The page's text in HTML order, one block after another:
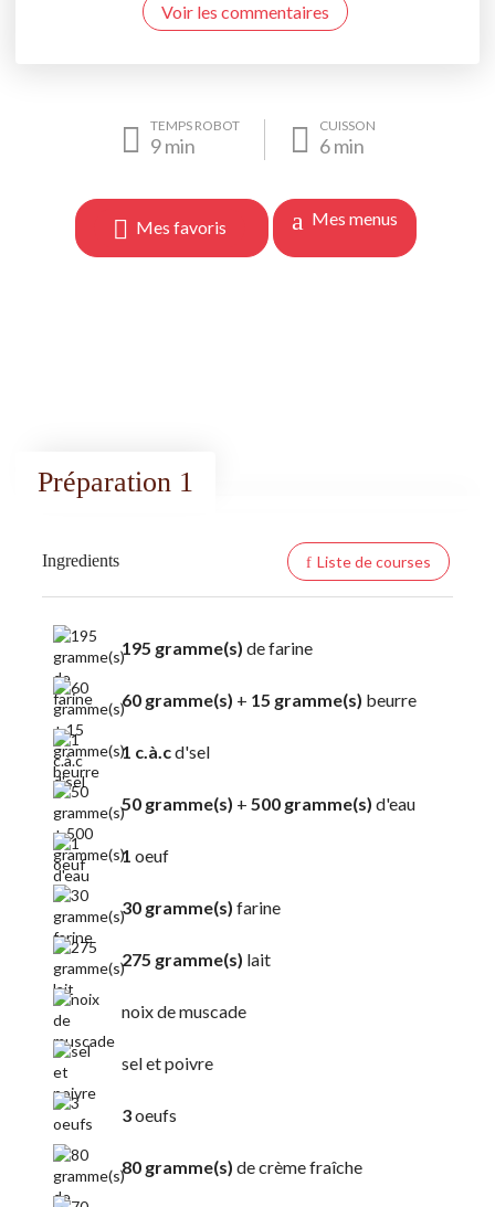
Voir les commentaires
TEMPS ROBOT
9min
CUISSON
6min
Mes favoris Mes menus
Préparation 1
Ingredients Liste de courses
195 gramme(s) de farine
60 gramme(s) + 15 gramme(s) beurre
1 c.à.cd'sel
50 gramme(s) + 500 gramme(s) d'eau
1 oeuf
30 gramme(s) farine
275 gramme(s) lait
noix de muscade
sel et poivre
3oeufs
80 gramme(s) de crème fraîche